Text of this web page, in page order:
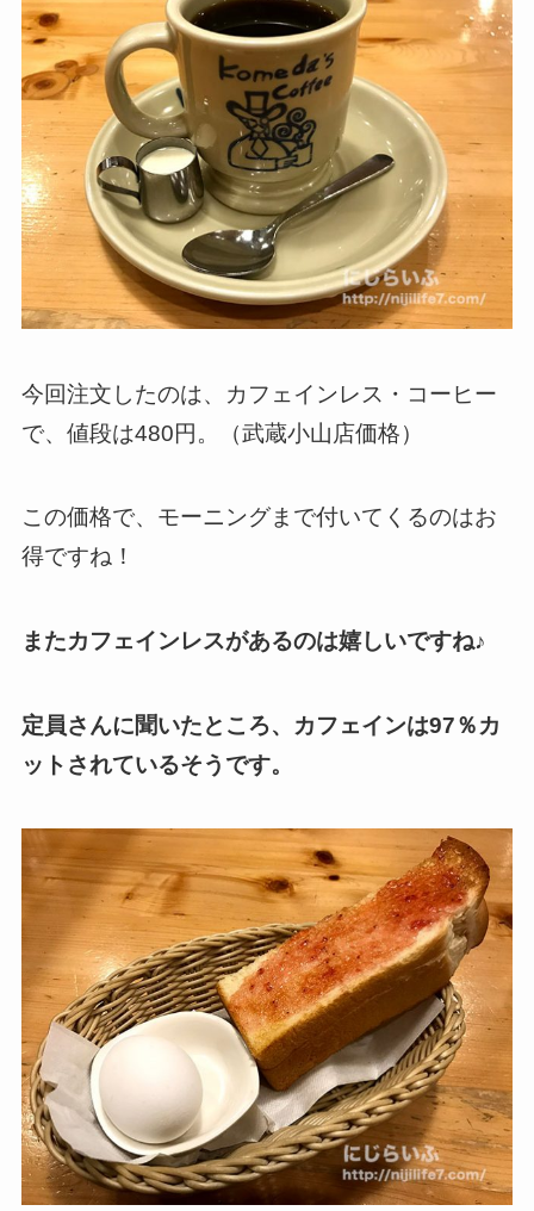
今回注文したのは、カフェインレス・コーヒー
で、値段は480円。（武蔵小山店価格）
この価格で、モーニングまで付いてくるのはお
得ですね！
またカフェインレスがあるのは嬉しいですね♪
定員さんに聞いたところ、カフェインは97％カ
ットされているそうです。